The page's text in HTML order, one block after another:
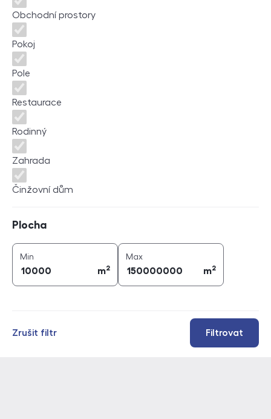
Obchodní prostory
Pokoj
Pole
Restaurace
Rodinný
Zahrada
Činžovní dům
Plocha
Min
m2
Maxplocha (
m2
Filtrovat
Zrušit filtr